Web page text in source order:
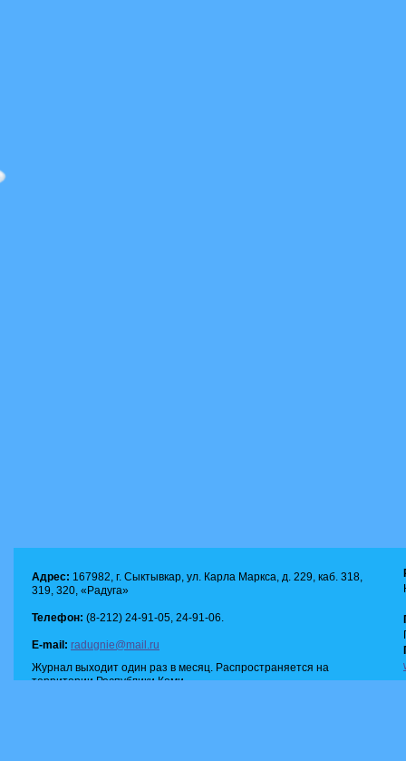
Адрес: 167982, г. Сыктывкар, ул. Карла Маркса, д. 229, каб. 318,
319, 320, «Радуга»
Телефон: (8-212) 24-91-05, 24-91-06.
E-mail: radugnie@mail.ru
Журнал выходит один раз в месяц. Распространяется на
территории Республики Коми.